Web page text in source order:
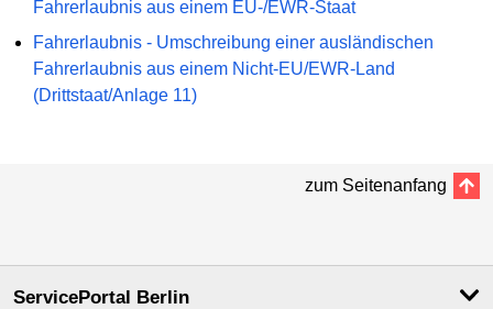
Fahrerlaubnis aus einem EU-/EWR-Staat
Fahrerlaubnis - Umschreibung einer ausländischen
Fahrerlaubnis aus einem Nicht-EU/EWR-Land
(Drittstaat/Anlage 11)
zum Seitenanfang
ServicePortal Berlin